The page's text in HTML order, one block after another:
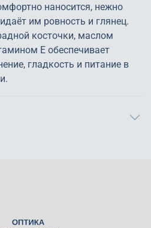
наносится, нежно
им ровность и глянец.
косточки, маслом
Е обеспечивает
гладкость и питание в